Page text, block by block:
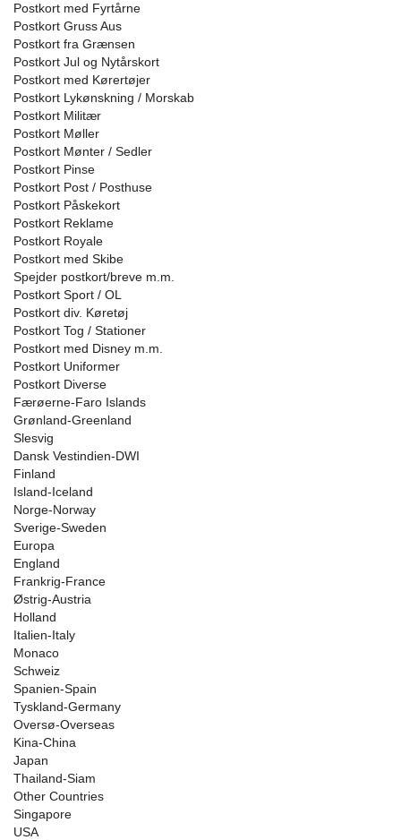
Postkort med Fyrtårne
Postkort Gruss Aus
Postkort fra Grænsen
Postkort Jul og Nytårskort
Postkort med Kørertøjer
Postkort Lykønskning / Morskab
Postkort Militær
Postkort Møller
Postkort Mønter / Sedler
Postkort Pinse
Postkort Post / Posthuse
Postkort Påskekort
Postkort Reklame
Postkort Royale
Postkort med Skibe
Spejder postkort/breve m.m.
Postkort Sport / OL
Postkort div. Køretøj
Postkort Tog / Stationer
Postkort med Disney m.m.
Postkort Uniformer
Postkort Diverse
Færøerne-Faro Islands
Grønland-Greenland
Slesvig
Dansk Vestindien-DWI
Finland
Island-Iceland
Norge-Norway
Sverige-Sweden
Europa
England
Frankrig-France
Østrig-Austria
Holland
Italien-Italy
Monaco
Schweiz
Spanien-Spain
Tyskland-Germany
Oversø-Overseas
Kina-China
Japan
Thailand-Siam
Other Countries
Singapore
USA